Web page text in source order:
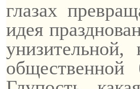
глазах
идея